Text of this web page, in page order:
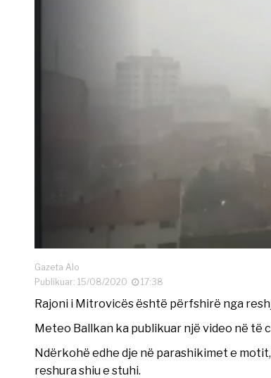
Gazeta Alo
Publikuar: 15/08/2020
17:38
Rajoni i Mitrovicës është përfshirë nga
Meteo Ballkan ka publikuar një video në të
Ndërkohë edhe dje në parashikimet e
reshura shiu e stuhi.